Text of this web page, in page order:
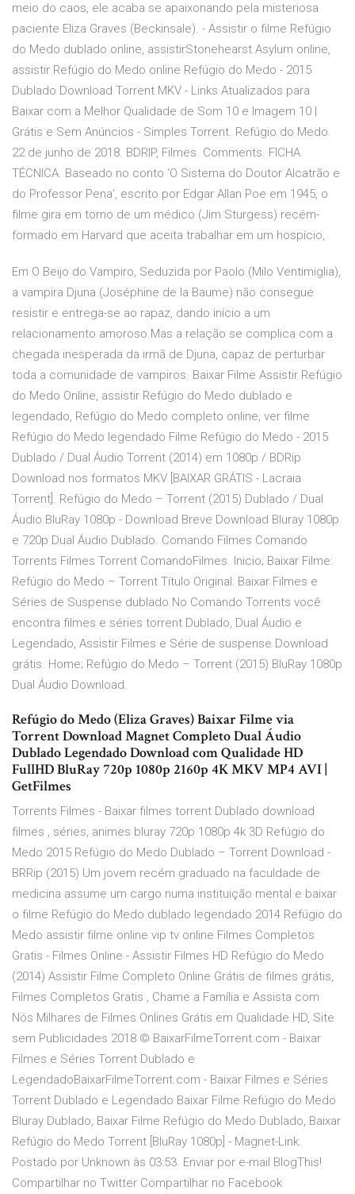
meio do caos, ele acaba se apaixonando pela misteriosa
paciente Eliza Graves (Beckinsale). - Assistir o filme Refúgio
do Medo dublado online, assistirStonehearst Asylum online,
assistir Refúgio do Medo online Refúgio do Medo - 2015
Dublado Download Torrent MKV - Links Atualizados para
Baixar com a Melhor Qualidade de Som 10 e Imagem 10 |
Grátis e Sem Anúncios - Simples Torrent. Refúgio do Medo.
22 de junho de 2018. BDRIP, Filmes. Comments. FICHA
TÉCNICA. Baseado no conto ‘O Sistema do Doutor Alcatrão e
do Professor Pena‘, escrito por Edgar Allan Poe em 1945, o
filme gira em torno de um médico (Jim Sturgess) recém-
formado em Harvard que aceita trabalhar em um hospício,
Em O Beijo do Vampiro, Seduzida por Paolo (Milo Ventimiglia),
a vampira Djuna (Joséphine de la Baume) não consegue
resistir e entrega-se ao rapaz, dando início a um
relacionamento amoroso.Mas a relação se complica com a
chegada inesperada da irmã de Djuna, capaz de perturbar
toda a comunidade de vampiros. Baixar Filme Assistir Refúgio
do Medo Online, assistir Refúgio do Medo dublado e
legendado, Refúgio do Medo completo online, ver filme
Refúgio do Medo legendado Filme Refúgio do Medo - 2015
Dublado / Dual Áudio Torrent (2014) em 1080p / BDRip
Download nos formatos MKV [BAIXAR GRÁTIS - Lacraia
Torrent]. Refúgio do Medo – Torrent (2015) Dublado / Dual
Áudio BluRay 1080p - Download Breve Download Bluray 1080p
e 720p Dual Áudio Dublado. Comando Filmes Comando
Torrents Filmes Torrent ComandoFilmes. Inicio; Baixar Filme:
Refúgio do Medo – Torrent Título Original: Baixar Filmes e
Séries de Suspense dublado No Comando Torrents você
encontra filmes e séries torrent Dublado, Dual Áudio e
Legendado, Assistir Filmes e Série de suspense Download
grátis. Home; Refúgio do Medo – Torrent (2015) BluRay 1080p
Dual Áudio Download.
Refúgio do Medo (Eliza Graves) Baixar Filme via
Torrent Download Magnet Completo Dual Áudio
Dublado Legendado Download com Qualidade HD
FullHD BluRay 720p 1080p 2160p 4K MKV MP4 AVI |
GetFilmes
Torrents Filmes - Baixar filmes torrent Dublado download
filmes , séries, animes bluray 720p 1080p 4k 3D Refúgio do
Medo 2015 Refúgio do Medo Dublado – Torrent Download -
BRRip (2015) Um jovem recém graduado na faculdade de
medicina assume um cargo numa instituição mental e baixar
o filme Refúgio do Medo dublado legendado 2014 Refúgio do
Medo assistir filme online vip tv online Filmes Completos
Gratis - Filmes Online - Assistir Filmes HD Refúgio do Medo
(2014) Assistir Filme Completo Online Grátis de filmes grátis,
Filmes Completos Gratis , Chame a Família e Assista com
Nós Milhares de Filmes Onlines Grátis em Qualidade HD, Site
sem Publicidades 2018 © BaixarFilmeTorrent.com - Baixar
Filmes e Séries Torrent Dublado e
LegendadoBaixarFilmeTorrent.com - Baixar Filmes e Séries
Torrent Dublado e Legendado Baixar Filme Refúgio do Medo
Bluray Dublado, Baixar Filme Refúgio do Medo Dublado, Baixar
Refúgio do Medo Torrent [BluRay 1080p] - Magnet-Link.
Postado por Unknown às 03:53. Enviar por e-mail BlogThis!
Compartilhar no Twitter Compartilhar no Facebook